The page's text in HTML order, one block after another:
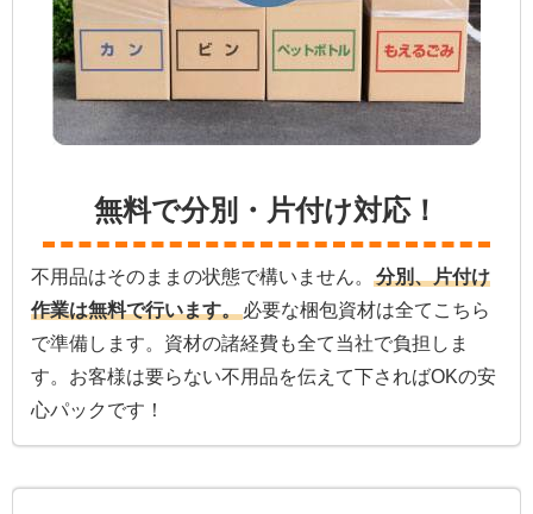
無料で分別・片付け対応！
不用品はそのままの状態で構いません。
分別、片付け
作業は無料で行います。必要な梱包資材は全てこちら
で準備します。資材の諸経費も全て当社で負担しま
す。お客様は要らない不用品を伝えて下さればOKの安
心パックです！